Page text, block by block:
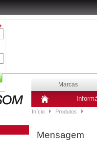
Marcas
Início Produtos
Mensagem